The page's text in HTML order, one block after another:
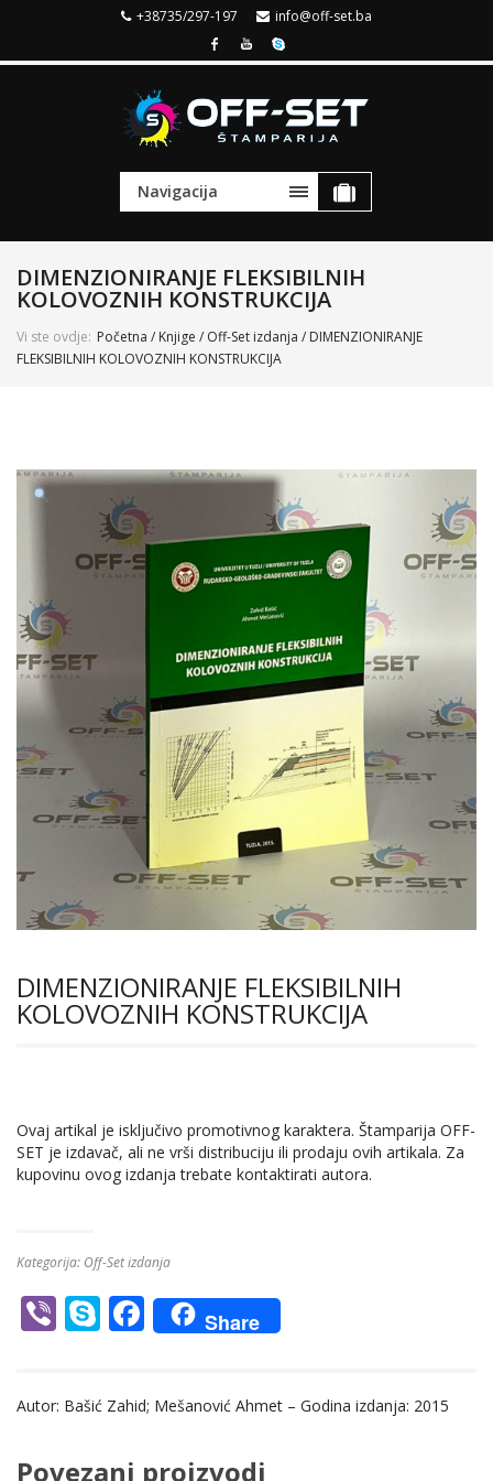
+38735/297-197 info@off-set.ba
Navigacija
DIMENZIONIRANJE FLEKSIBILNIH
KOLOVOZNIH KONSTRUKCIJA
Vi ste ovdje: Početna / Knjige / Off-Set izdanja / DIMENZIONIRANJE
FLEKSIBILNIH KOLOVOZNIH KONSTRUKCIJA
DIMENZIONIRANJE FLEKSIBILNIH
KOLOVOZNIH KONSTRUKCIJA
Ovaj artikal je isključivo promotivnog karaktera. Štamparija OFF-
SET je izdavač, ali ne vrši distribuciju ili prodaju ovih artikala. Za
kupovinu ovog izdanja trebate kontaktirati autora.
Kategorija: Off-Set izdanja
Vi S
p
F
ac
b
Share
Autor: Bašić Zahid; Mešanović Ahmet – Godina izdanja: 2015
Povezani proizvodi